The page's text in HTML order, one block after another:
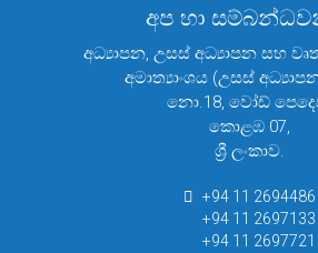
අප හා
අධ්‍යාපන, උසස් අධ්‍යාපන සහ
අමාත්‍යාංශය (උසස්
නො.18, වෝඩ්
කොළඹ 07,
ශ්‍රී ලංකාව.
+94 11 2694486
+94 11 2697133
+94 11 2697721